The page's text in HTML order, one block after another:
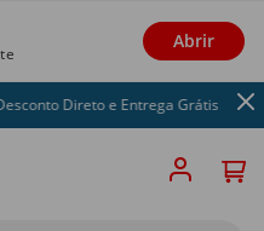
Abrir
Direto e Entrega Grátis